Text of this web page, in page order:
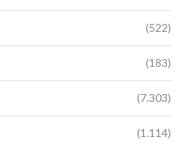
(522)
(183)
(7.303)
(1.114)